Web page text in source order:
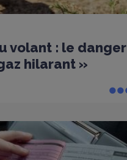
volant : le danger
hilarant »